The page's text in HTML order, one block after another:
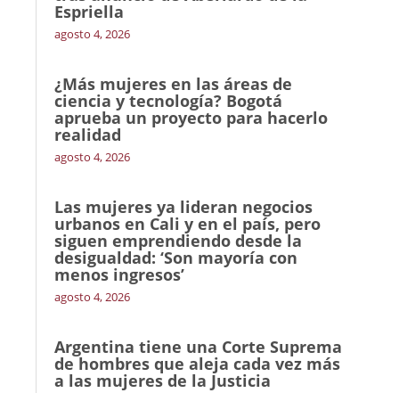
Espriella
agosto 4, 2026
¿Más mujeres en las áreas de
ciencia y tecnología? Bogotá
aprueba un proyecto para hacerlo
realidad
agosto 4, 2026
Las mujeres ya lideran negocios
urbanos en Cali y en el país, pero
siguen emprendiendo desde la
desigualdad: ‘Son mayoría con
menos ingresos’
agosto 4, 2026
Argentina tiene una Corte Suprema
de hombres que aleja cada vez más
a las mujeres de la Justicia